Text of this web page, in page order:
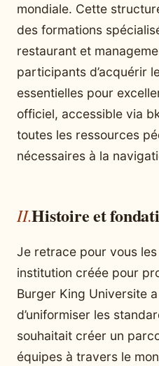
mondiale. Cette
des formations
restaurant et
participants d’acquérir
essentielles pour
officiel, accessible via
toutes les ressources
nécessaires à la
Histoire et
Je retrace pour vous
institution créée pour
Burger King Universite
d’uniformiser les
souhaitait créer un
équipes à travers le